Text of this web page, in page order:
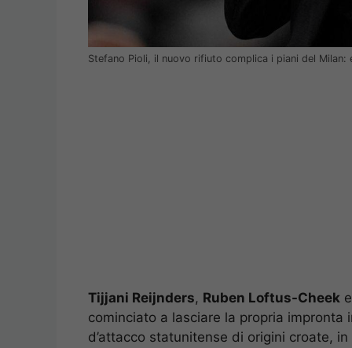
Stefano Pioli, il nuovo rifiuto complica i piani del
Tijjani Reijnders, Ruben Loftus-Cheek
cominciato a lasciare la propria impronta
d’attacco statunitense di origini croate,